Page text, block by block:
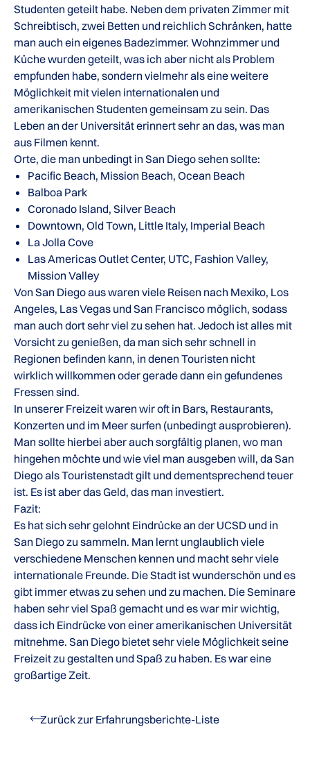
Studenten geteilt habe. Neben dem privaten Zimmer mit
Schreibtisch, zwei Betten und reichlich Schränken, hatte
man auch ein eigenes Badezimmer. Wohnzimmer und
Küche wurden geteilt, was ich aber nicht als Problem
empfunden habe, sondern vielmehr als eine weitere
Möglichkeit mit vielen internationalen und
amerikanischen Studenten gemeinsam zu sein. Das
Leben an der Universität erinnert sehr an das, was man
aus Filmen kennt.
Orte, die man unbedingt in San Diego sehen sollte:
Pacific Beach, Mission Beach, Ocean Beach
Balboa Park
Coronado Island, Silver Beach
Downtown, Old Town, Little Italy, Imperial Beach
La Jolla Cove
Las Americas Outlet Center, UTC, Fashion Valley,
Mission Valley
Von San Diego aus waren viele Reisen nach Mexiko, Los
Angeles, Las Vegas und San Francisco möglich, sodass
man auch dort sehr viel zu sehen hat. Jedoch ist alles mit
Vorsicht zu genießen, da man sich sehr schnell in
Regionen befinden kann, in denen Touristen nicht
wirklich willkommen oder gerade dann ein gefundenes
Fressen sind.
In unserer Freizeit waren wir oft in Bars, Restaurants,
Konzerten und im Meer surfen (unbedingt ausprobieren).
Man sollte hierbei aber auch sorgfältig planen, wo man
hingehen möchte und wie viel man ausgeben will, da San
Diego als Touristenstadt gilt und dementsprechend teuer
ist. Es ist aber das Geld, das man investiert.
Fazit:
Es hat sich sehr gelohnt Eindrücke an der UCSD und in
San Diego zu sammeln. Man lernt unglaublich viele
verschiedene Menschen kennen und macht sehr viele
internationale Freunde. Die Stadt ist wunderschön und es
gibt immer etwas zu sehen und zu machen. Die Seminare
haben sehr viel Spaß gemacht und es war mir wichtig,
dass ich Eindrücke von einer amerikanischen Universität
mitnehme. San Diego bietet sehr viele Möglichkeit seine
Freizeit zu gestalten und Spaß zu haben. Es war eine
großartige Zeit.
Zurück zur Erfahrungsberichte-Liste